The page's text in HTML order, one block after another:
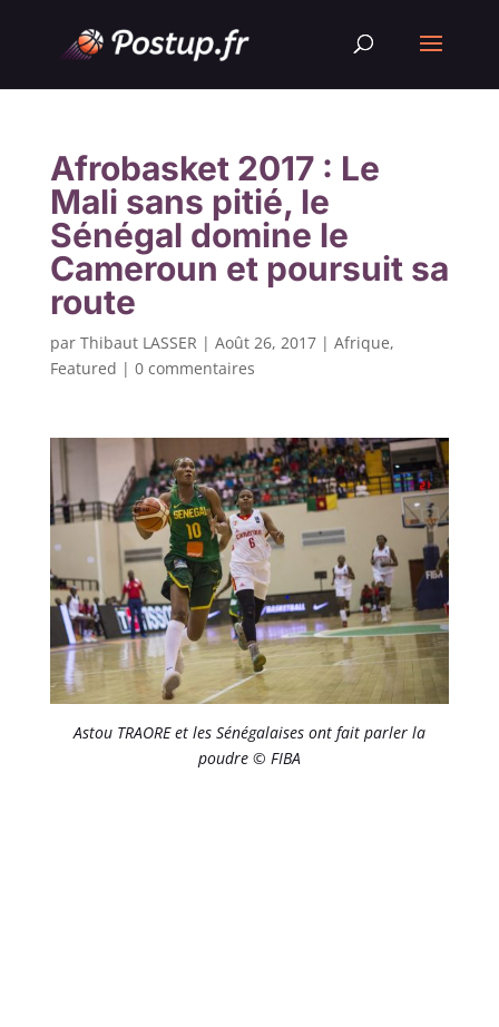
Afrobasket 2017 : Le
Mali sans pitié, le
Sénégal domine le
Cameroun et poursuit sa
route
par Thibaut LASSER | Août 26, 2017| Afrique,
Featured | 0 commentaires
Astou TRAORE et les Sénégalaises ont fait parler la
poudre © FIBA